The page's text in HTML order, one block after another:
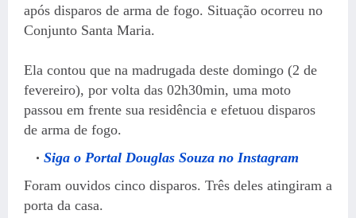
após disparos de arma de fogo. Situação ocorreu no
Conjunto Santa Maria.
Ela contou que na madrugada deste domingo (2 de
fevereiro), por volta das 02h30min, uma moto
passou em frente sua residência e efetuou disparos
de arma de fogo.
Siga o Portal Douglas Souza no Instagram
Foram ouvidos cinco disparos. Três deles atingiram a
porta da casa.